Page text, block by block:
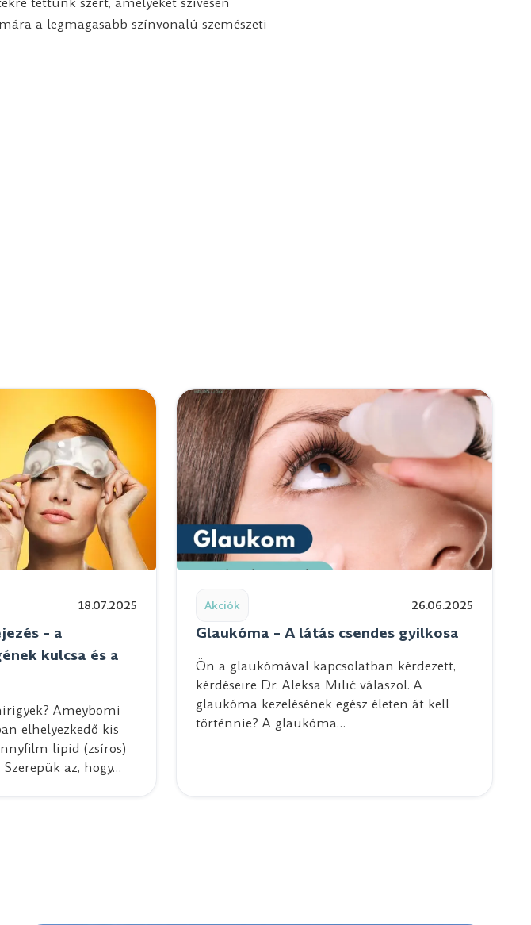
a legmagasabb színvonalú szemészeti
18.07.2025
– a
kulcsa és a
Ameybomi-
elhelyezkedő kis
lipid (zsíros)
az, hogy…
Akciók 26.06.2025
Glaukóma – A látás csendes gyilkosa
Ön a glaukómával kapcsolatban kérdezett,
kérdéseire Dr. Aleksa Milić válaszol. A
glaukóma kezelésének egész életen át kell
történnie? A glaukóma…